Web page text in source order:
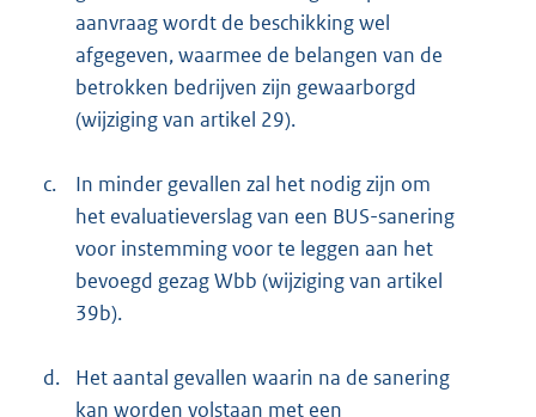
aanvraag wordt de beschikking wel
afgegeven, waarmee de belangen van de
betrokken bedrijven zijn gewaarborgd
(wijziging van artikel 29).
c.
In minder gevallen zal het nodig zijn om
het evaluatieverslag van een BUS-sanering
voor instemming voor te leggen aan het
bevoegd gezag Wbb (wijziging van artikel
39b).
d.
Het aantal gevallen waarin na de sanering
kan worden volstaan met een